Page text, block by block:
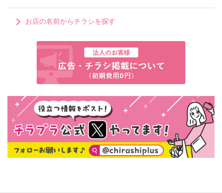
お店の名前からチラシを探す